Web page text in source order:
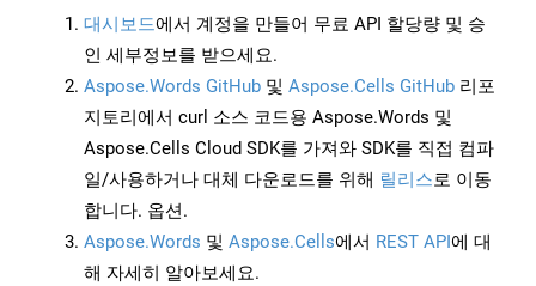
대시보드에서 계정을 만들어 무료 API 할당량 및 승
인 세부정보를 받으세요.
Aspose.Words GitHub 및 Aspose.Cells GitHub 리포
지토리에서 curl 소스 코드용 Aspose.Words 및
Aspose.Cells Cloud SDK를 가져와 SDK를 직접 컴파
일/사용하거나 대체 다운로드를 위해 릴리스로 이동
합니다. 옵션.
Aspose.Words 및 Aspose.Cells에서 REST API에 대
해 자세히 알아보세요.